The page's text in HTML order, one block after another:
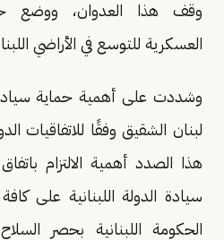
وقف هذا العدوان، ووضع حد
العسكرية للتوسع في الأراضي
وشددت على أهمية حماية سيادة
لبنان الشقيق وفقًا للاتفاقيات
هذا الصدد أهمية الالتزام
سيادة الدولة اللبنانية على كافة
الحكومة اللبنانية بحصر